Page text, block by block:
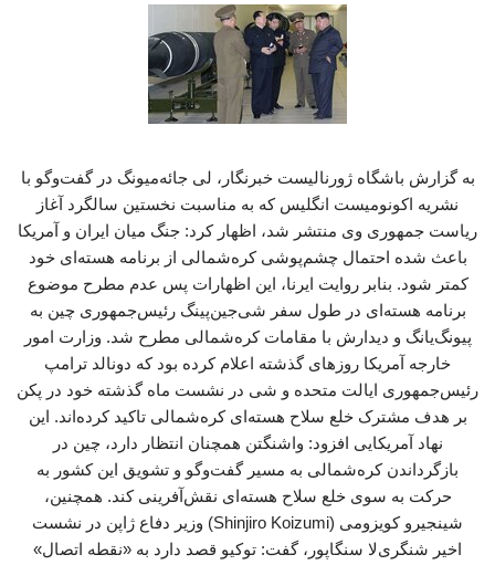
به گزارش باشگاه ژورنالیست خبرنگار، لی جائه‌میونگ در گفت‌وگو با
نشریه اکونومیست انگلیس که به مناسبت نخستین سالگرد آغاز
ریاست جمهوری وی منتشر شد، اظهار کرد: جنگ میان ایران و آمریکا
باعث شده احتمال چشم‌پوشی کره‌شمالی از برنامه هسته‌ای خود
کمتر شود. بنابر روایت ایرنا، این اظهارات پس عدم مطرح موضوع
برنامه هسته‌ای در طول سفر شی‌جین‌پینگ رئیس‌جمهوری چین به
پیونگ‌یانگ و دیدارش با مقامات کره‌شمالی مطرح شد. وزارت امور
خارجه آمریکا روزهای گذشته اعلام کرده بود که دونالد ترامپ
رئیس‌جمهوری ایالت متحده و شی در نشست ماه گذشته خود در پکن
بر هدف مشترک خلع سلاح هسته‌ای کره‌شمالی تاکید کرده‌اند. این
نهاد آمریکایی افزود: واشنگتن همچنان انتظار دارد، چین در
بازگرداندن کره‌شمالی به مسیر گفت‌وگو و تشویق این کشور به
حرکت به سوی خلع سلاح هسته‌ای نقش‌آفرینی کند. همچنین،
شینجیرو کویزومی (Shinjiro Koizumi) وزیر دفاع ژاپن در نشست
اخیر شنگری‌لا سنگاپور، گفت: توکیو قصد دارد به «نقطه اتصال»